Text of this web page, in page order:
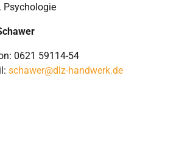
Psychologie
0621 59114-54
schawer@dlz-handwerk.de